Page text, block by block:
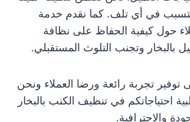
في أي تلف. كما نقدم خدمة
حول كيفية الحفاظ على نظافة
بالبخار وتجنب التلوث المستقبلي.
تجربة رائعة ورضا العملاء ونحن
احتياجاتكم في تنظيف الكنب بالبخار
والاحترافية.